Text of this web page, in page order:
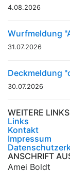
4.08.2026
Wurfmeldung
31.07.2026
Deckmeldung
30.07.2026
WEITERE LINKS
Links
Kontakt
Impressum
ANSCHRIFT
Amei Boldt